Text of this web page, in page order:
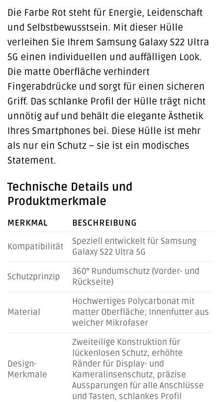
Die Farbe Rot steht für Energie, Leidenschaft
und Selbstbewusstsein. Mit dieser Hülle
verleihen Sie Ihrem Samsung Galaxy S22 Ultra
5G einen individuellen und auffälligen Look.
Die matte Oberfläche verhindert
Fingerabdrücke und sorgt für einen sicheren
Griff. Das schlanke Profil der Hülle trägt nicht
unnötig auf und behält die elegante Ästhetik
Ihres Smartphones bei. Diese Hülle ist mehr
als nur ein Schutz – sie ist ein modisches
Statement.
Technische Details und
Produktmerkmale
MERKMAL BESCHREIBUNG
Kompatibilität
Speziell entwickelt für Samsung
Galaxy S22 Ultra 5G
Schutzprinzip
360° Rundumschutz (Vorder- und
Rückseite)
Material
Hochwertiges Polycarbonat mit
matter Oberfläche; Innenfutter aus
weicher Mikrofaser
Design-
Merkmale
Zweiteilige Konstruktion für
lückenlosen Schutz, erhöhte
Ränder für Display- und
Kameralinsenschutz, präzise
Aussparungen für alle Anschlüsse
und Tasten, schlankes Profil